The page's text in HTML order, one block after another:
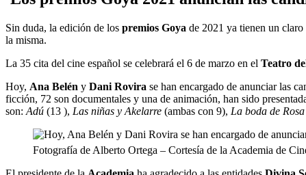
Sin duda, la edición de los premios Goya de 2021 ya tienen un
la misma.
La 35 cita del cine español se celebrará el 6 de marzo en el Teatro
Hoy, Ana Belén y Dani Rovira se han encargado de anunciar las
ficción, 72 son documentales y una de animación, han sido
son: Adú (13 ), Las niñas y Akelarre (ambas con 9), La boda de Rosa
Fotografía de Alberto Ortega – Cortesía de la Academia de